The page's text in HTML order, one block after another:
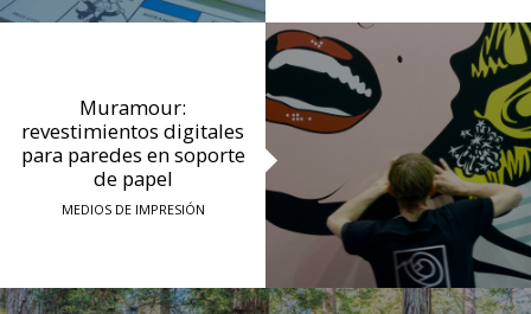
Muramour:
revestimientos digitales
para paredes en soporte
de papel
MEDIOS DE IMPRESIÓN